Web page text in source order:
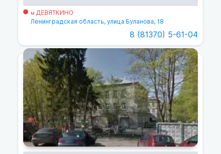
м.ДЕВЯТКИНО
Ленинградская область, улица Буланова, 18
8 (81370) 5-61-04